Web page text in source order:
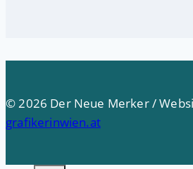
© 2026 Der Neue Merker /
grafikerinwien.at